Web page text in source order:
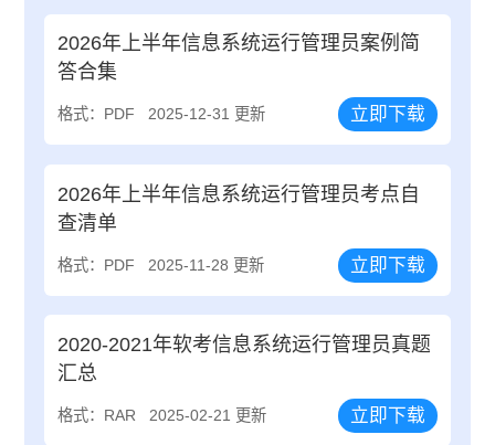
2026年上半年信息系统运行管理员案例简
答合集
格式：PDF 2025-12-31 更新 立即下载
2026年上半年信息系统运行管理员考点自
查清单
格式：PDF 2025-11-28 更新 立即下载
2020-2021年软考信息系统运行管理员真题
汇总
格式：RAR 2025-02-21 更新 立即下载